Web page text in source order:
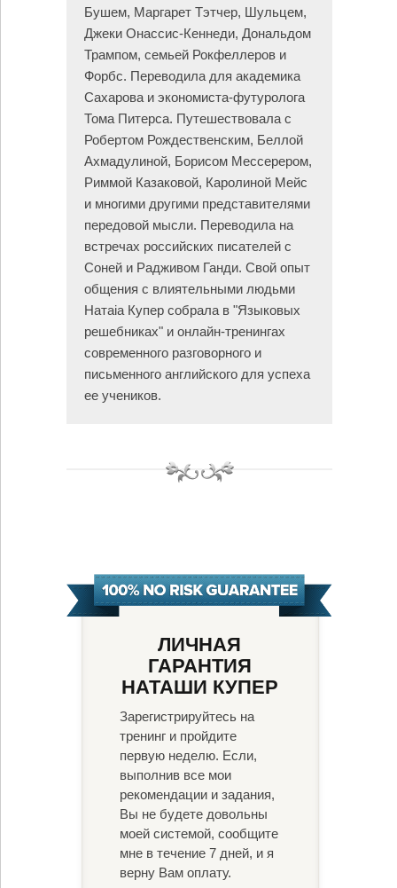
Бушем, Маргарет Тэтчер, Шульцем,
Джеки Онассис-Кеннеди, Дональдом
Трампом, семьей Рокфеллеров и
Форбс. Переводила для академика
Сахарова и экономиста-футуролога
Тома Питерса. Путешествовала с
Робертом Рождественским, Беллой
Ахмадулиной, Борисом Мессерером,
Риммой Казаковой, Каролиной Мейс
и многими другими представителями
передовой мысли. Переводила на
встречах российских писателей с
Соней и Радживом Ганди. Свой опыт
общения с влиятельными людьми
Натаiа Купер собрала в "Языковых
решебниках" и онлайн-тренингах
современного разговорного и
письменного английского для успеха
ее учеников.
ЛИЧНАЯ
ГАРАНТИЯ
НАТАШИ КУПЕР
Зарегистрируйтесь на
тренинг и пройдите
первую неделю. Если,
выполнив все мои
рекомендации и задания,
Вы не будете довольны
моей системой, сообщите
мне в течение 7 дней, и я
верну Вам оплату.